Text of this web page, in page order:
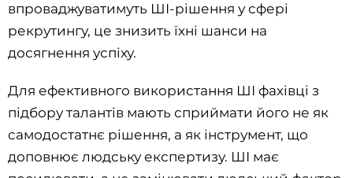
впроваджуватимуть ШІ-рішення у сфері
рекрутингу, це знизить їхні шанси на
досягнення успіху.
Для ефективного використання ШІ фахівці з
підбору талантів мають сприймати його не як
самодостатнє рішення, а як інструмент, що
доповнює людську експертизу. ШІ має